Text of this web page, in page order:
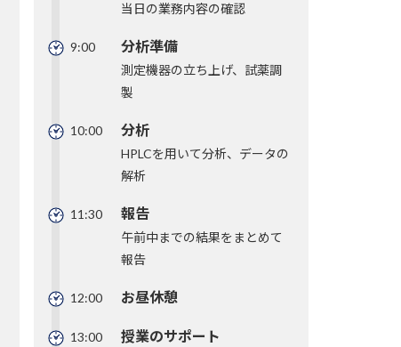
当日の業務内容の確認
9:00 分析準備
測定機器の立ち上げ、試薬調
製
10:00 分析
HPLCを用いて分析、データの
解析
11:30 報告
午前中までの結果をまとめて
報告
12:00 お昼休憩
13:00 授業のサポート